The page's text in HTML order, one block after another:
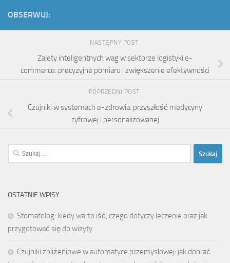
OBSERWUJ:
NASTĘPNY POST
Zalety inteligentnych wag w sektorze logistyki e-
commerce: precyzyjne pomiaru i zwiększenie efektywności
POPRZEDNI POST
Czujniki w systemach e-zdrowia: przyszłość medycyny
cyfrowej i personalizowanej
Szukaj:
OSTATNIE WPISY
Stomatolog: kiedy warto iść, czego dotyczy leczenie oraz jak
przygotować się do wizyty
Czujniki zbliżeniowe w automatyce przemysłowej: jak dobrać